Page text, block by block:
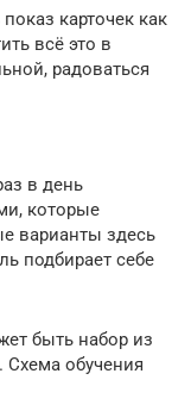
карточек как
всё это в
радоваться
в день
которые
варианты здесь
подбирает себе
быть набор из
обучения